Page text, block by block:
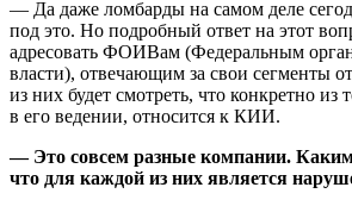
— Да даже ломбарды на самом деле
под это. Но подробный ответ на этот
адресовать ФОИВам (Федеральным
власти), отвечающим за свои сегменты
из них будет смотреть, что конкретно из
в его ведении, относится к КИИ.
— Это совсем разные компании.
что для каждой из них является